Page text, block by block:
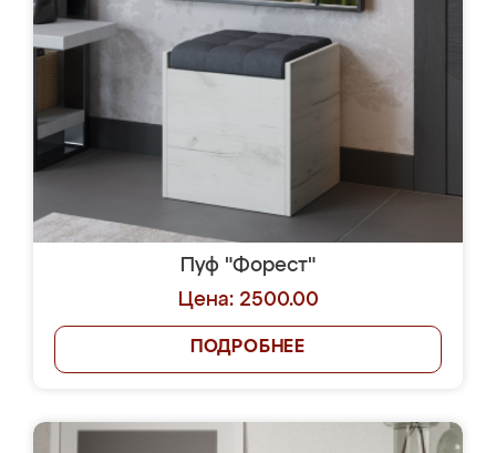
Пуф "Форест"
Цена: 2500.00
ПОДРОБНЕЕ